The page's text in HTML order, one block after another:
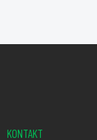
KONTAKT